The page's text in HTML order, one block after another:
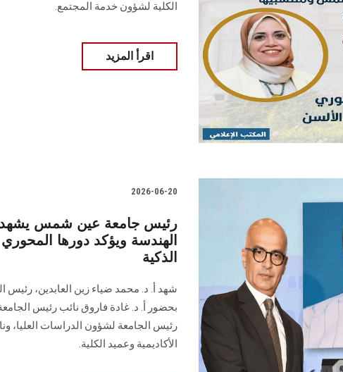
الكلية لشؤون خدمة المجتمع.
اقرأ المزيد
2026-06-20
رئيس جامعة عين شمس يشهد
الهندسة ويؤكد دورها
الذكية
شهد أ. د. محمد ضياء زين العابدين، رئيس
بحضور أ. د. غادة فاروق نائب رئيس
رئيس الجامعة لشؤون الدراسات
الأكاديمية وعميد الكلية.